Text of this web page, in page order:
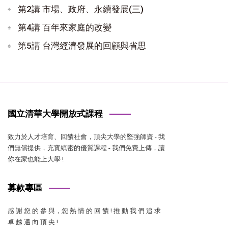
第2講 市場、政府、永續發展(三)
第4講 百年來家庭的改變
第5講 台灣經濟發展的回顧與省思
國立清華大學開放式課程
致力於人才培育、回饋社會，頂尖大學的堅強師資 - 我
們無償提供，充實縝密的優質課程 - 我們免費上傳，讓
你在家也能上大學 !
募款專區
感 謝 您 的 參 與，您 熱 情 的 回 饋 ! 推 動 我 們 追 求
卓 越 邁 向 頂 尖 !